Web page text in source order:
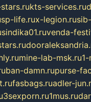
kts-services.ru
sp-life.rux-legion.ru
sindika01.ruvenda-
mine-lab-msk.ru
ban-damn.rupurse-
fasbags.ruadler-
3sexporn.ru1mus.ru